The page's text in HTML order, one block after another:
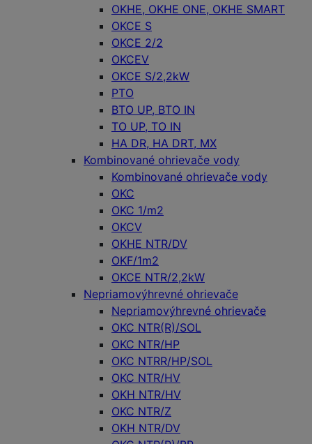
OKHE, OKHE ONE, OKHE SMART
OKCE S
OKCE 2/2
OKCEV
OKCE S/2,2kW
PTO
BTO UP, BTO IN
TO UP, TO IN
HA DR, HA DRT, MX
Kombinované ohrievače vody
Kombinované ohrievače vody
OKC
OKC 1/m2
OKCV
OKHE NTR/DV
OKF/1m2
OKCE NTR/2,2kW
Nepriamovýhrevné ohrievače
Nepriamovýhrevné ohrievače
OKC NTR(R)/SOL
OKC NTR/HP
OKC NTRR/HP/SOL
OKC NTR/HV
OKH NTR/HV
OKC NTR/Z
OKH NTR/DV